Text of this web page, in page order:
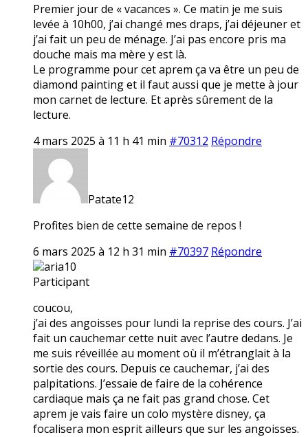
Premier jour de « vacances ». Ce matin je me suis
levée à 10h00, j’ai changé mes draps, j’ai déjeuner et
j’ai fait un peu de ménage. J’ai pas encore pris ma
douche mais ma mère y est là.
Le programme pour cet aprem ça va être un peu de
diamond painting et il faut aussi que je mette à jour
mon carnet de lecture. Et après sûrement de la
lecture.
4 mars 2025 à 11 h 41 min #70312 Répondre
Patate12
Profites bien de cette semaine de repos !
6 mars 2025 à 12 h 31 min #70397 Répondre
aria10
Participant
coucou,
j’ai des angoisses pour lundi la reprise des cours. J’ai
fait un cauchemar cette nuit avec l’autre dedans. Je
me suis réveillée au moment où il m’étranglait à la
sortie des cours. Depuis ce cauchemar, j’ai des
palpitations. J’essaie de faire de la cohérence
cardiaque mais ça ne fait pas grand chose. Cet
aprem je vais faire un colo mystère disney, ça
focalisera mon esprit ailleurs que sur les angoisses.